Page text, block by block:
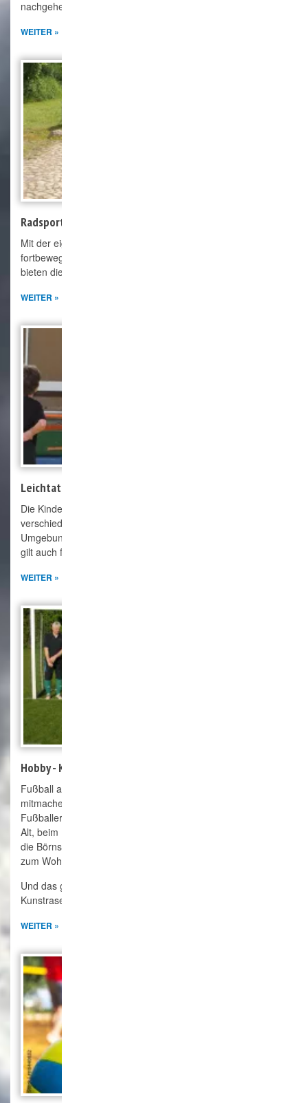
nachgehen. Da ist man hier richtig.
WEITER »
Radsport
Mit der eigenen Kraft sich unter gleichgesinnten
fortbewegen. Nicht nur die beiden eigenen Radtourenfahrten
bieten die Möglichkeit die Umgebung kennenzulernen.
WEITER »
Leichtathletik
Die Kinder und Jugendlichen erlernen die Grundzüge der
verschiedenen Disziplinen, besuchen Wettkämpfe in der
Umgebung und können das Sportabzeichen ablegen, dieses
gilt auch für alle anderen Börnsener.
WEITER »
Hobby - Kick
Fußball aus Spaß an diesem wundervollen Sport. Jeder kann
mitmachen, ganz ohne Leistungsdruck. Ob ehemalige
Fußballer oder Interessierte mit etwas Ballgefühl, Jung oder
Alt, beim Hobby-Kick fühlen sich alle wohl. Gerade auch für
die Börnsener aus den Neubaugebieten ein erster Schritt
zum Wohlfühlen in der neuen Gemeinde.
Und das ganze ab dem 15.08.22 auf dem neuen
Kunstrasenplatz. Wir freuen uns auf Euch!
WEITER »